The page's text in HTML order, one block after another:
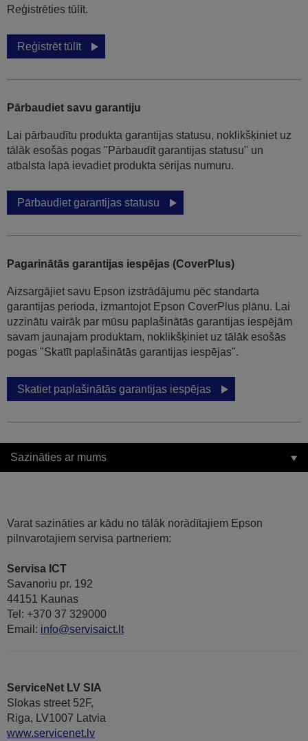
Reģistrēties tūlīt.
Reģistrēt tūlīt
Pārbaudiet savu garantiju
Lai pārbaudītu produkta garantijas statusu, noklikšķiniet uz
tālāk esošās pogas "Pārbaudīt garantijas statusu" un
atbalsta lapā ievadiet produkta sērijas numuru.
Pārbaudiet garantijas statusu
Pagarinātās garantijas iespējas (CoverPlus)
Aizsargājiet savu Epson izstrādājumu pēc standarta
garantijas perioda, izmantojot Epson CoverPlus plānu. Lai
uzzinātu vairāk par mūsu paplašinātās garantijas iespējām
savam jaunajam produktam, noklikšķiniet uz tālāk esošās
pogas "Skatīt paplašinātās garantijas iespējas".
Skatiet paplašinātās garantijas iespējas
Sazināties ar mums
Varat sazināties ar kādu no tālāk norādītajiem Epson
pilnvarotajiem servisa partneriem:
Servisa ICT
Savanoriu pr. 192
44151 Kaunas
Tel: +370 37 329000
Email: info@servisaict.lt
ServiceNet LV SIA
Slokas street 52F,
Riga, LV1007 Latvia
www.servicenet.lv